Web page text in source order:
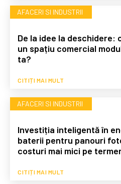
AFACERI SI INDUSTRII
De la idee la
un spațiu comercial
ta?
CITIȚI MAI MULT
AFACERI SI INDUSTRII
Investiția inteligentă în
baterii pentru panouri
costuri mai mici pe
CITIȚI MAI MULT